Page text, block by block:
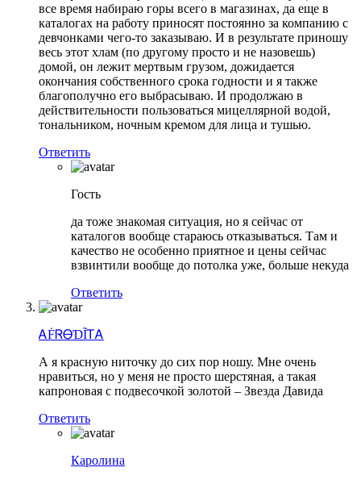
все время набираю горы всего в магазинах, да еще в
каталогах на работу приносят постоянно за компанию с
девчонками чего-то заказываю. И в результате приношу
весь этот хлам (по другому просто и не назовешь)
домой, он лежит мертвым грузом, дожидается
окончания собственного срока годности и я также
благополучно его выбрасываю. И продолжаю в
действительности пользоваться мицеллярной водой,
тональником, ночным кремом для лица и тушью.
Ответить
Гость
да тоже знакомая ситуация, но я сейчас от
каталогов вообще стараюсь отказываться. Там и
качество не особенно приятное и цены сейчас
взвинтили вообще до потолка уже, больше некуда
Ответить
ᎪḞᏒᎾƊĨᎢᎪ
А я красную ниточку до сих пор ношу. Мне очень
нравиться, но у меня не просто шерстяная, а такая
капроновая с подвесочкой золотой – Звезда Давида
Ответить
Каролина